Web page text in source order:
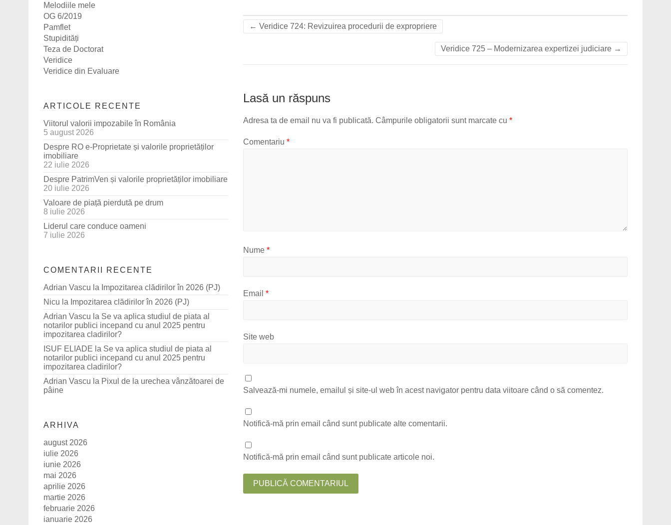
← Veridice 724: Revizuirea procedurii de expropriere
Veridice 725 – Modernizarea expertizei judiciare →
Lasă un răspuns
Adresa ta de email nu va fi publicată. Câmpurile obligatorii sunt marcate cu*
Comentariu*
Nume*
Email*
Site web
Salvează-mi numele, emailul și site-ul web în acest navigator pentru data viitoare când o să comentez.
Notifică-mă prin email când sunt publicate alte comentarii.
Notifică-mă prin email când sunt publicate articole noi.
Melodiile mele
OG 6/2019
Pamflet
Stupidități
Teza de Doctorat
Veridice
Veridice din Evaluare
ARTICOLE RECENTE
Viitorul valorii impozabile în România
5 august 2026
Despre RO e-Proprietate și valorile proprietăților
imobiliare
22 iulie 2026
Despre PatrimVen și valorile proprietăților imobiliare
20 iulie 2026
Valoare de piață pierdută pe drum
8 iulie 2026
Liderul care conduce oameni
7 iulie 2026
COMENTARII RECENTE
Adrian Vascu la Impozitarea clădirilor în 2026 (PJ)
Nicu la Impozitarea clădirilor în 2026 (PJ)
Adrian Vascu la Se va aplica studiul de piata al
notarilor publici incepand cu anul 2025 pentru
impozitarea cladirilor?
ISUF ELIADE la Se va aplica studiul de piata al
notarilor publici incepand cu anul 2025 pentru
impozitarea cladirilor?
Adrian Vascu la Pixul de la urechea vânzătoarei de
pâine
ARHIVA
august 2026
iulie 2026
iunie 2026
mai 2026
aprilie 2026
martie 2026
februarie 2026
ianuarie 2026